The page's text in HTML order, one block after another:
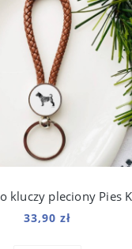
33,90 zł